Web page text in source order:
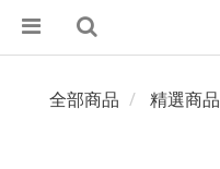
全部商品 精選商品